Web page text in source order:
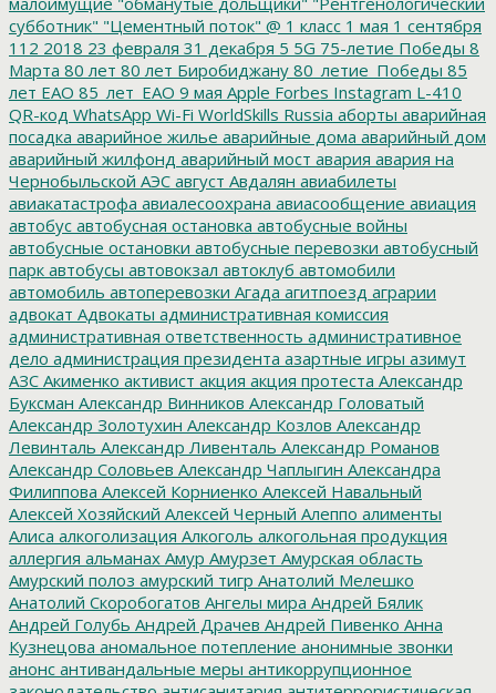
субботник" "Цементный поток" @ 1 класс 1 мая 1 сентября
112 2018 23 февраля 31 декабря 5 5G 75-летие Победы 8
Марта 80 лет 80 лет Биробиджану 80_летие_Победы 85
лет ЕАО 85_лет_ЕАО 9 мая Apple Forbes Instagram L-410
QR-код WhatsApp Wi-Fi WorldSkills Russia аборты аварийная
посадка аварийное жилье аварийные дома аварийный дом
аварийный жилфонд аварийный мост авария авария на
Чернобыльской АЭС август Авдалян авиабилеты
авиакатастрофа авиалесоохрана авиасообщение авиация
автобус автобусная остановка автобусные войны
автобусные остановки автобусные перевозки автобусный
парк автобусы автовокзал автоклуб автомобили
автомобиль автоперевозки Агада агитпоезд аграрии
адвокат Адвокаты административная комиссия
административная ответственность административное
дело администрация президента азартные игры азимут
АЗС Акименко активист акция акция протеста Александр
Буксман Александр Винников Александр Головатый
Александр Золотухин Александр Козлов Александр
Левинталь Александр Ливенталь Александр Романов
Александр Соловьев Александр Чаплыгин Александра
Филиппова Алексей Корниенко Алексей Навальный
Алексей Хозяйский Алексей Черный Алеппо алименты
Алиса алкоголизация Алкоголь алкогольная продукция
аллергия альманах Амур Амурзет Амурская область
Амурский полоз амурский тигр Анатолий Мелешко
Анатолий Скоробогатов Ангелы мира Андрей Бялик
Андрей Голубь Андрей Драчев Андрей Пивенко Анна
Кузнецова аномальное потепление анонимные звонки
анонс антивандальные меры антикоррупционное